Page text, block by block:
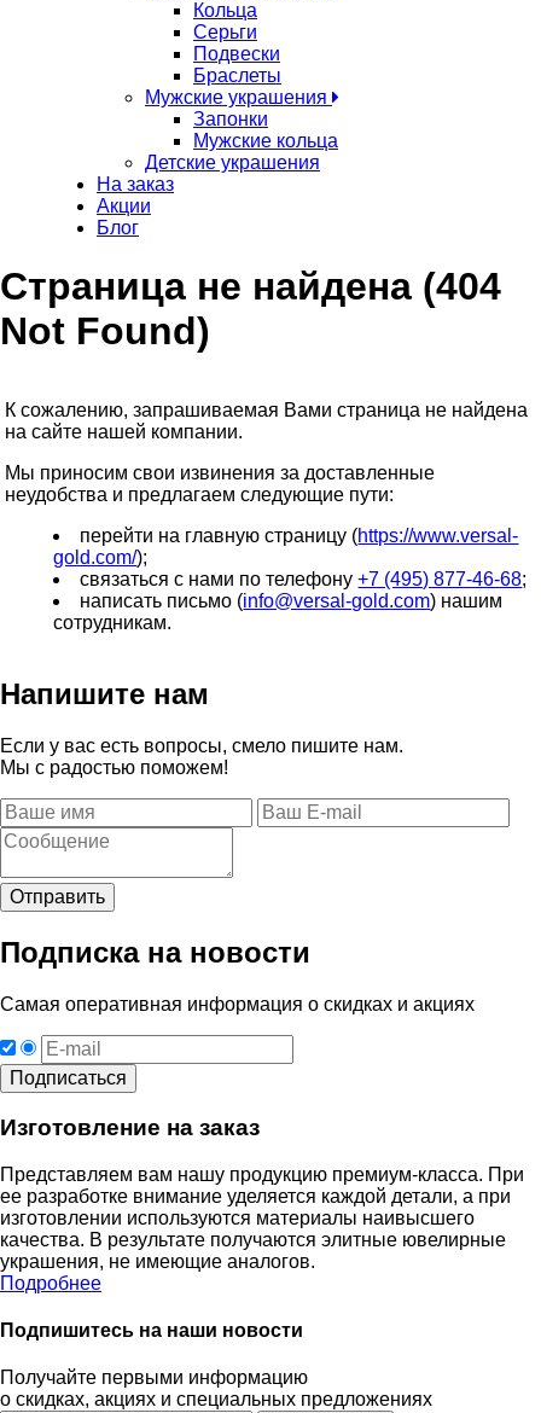
Кольца
Серьги
Подвески
Браслеты
Мужские украшения
Запонки
Мужские кольца
Детские украшения
На заказ
Акции
Блог
Страница не найдена (404
Not Found)
К сожалению, запрашиваемая Вами страница не найдена
на сайте нашей компании.
Мы приносим свои извинения за доставленные
неудобства и предлагаем следующие пути:
перейти на главную страницу (https://www.versal-
gold.com/);
связаться с нами по телефону+7 (495) 877-46-68;
написать письмо (info@versal-gold.com) нашим
сотрудникам.
Напишите нам
Если у вас есть вопросы, смело пишите нам.
Мы с радостью поможем!
Подписка на новости
Самая оперативная информация о скидках и акциях
Изготовление на заказ
Представляем вам нашу продукцию премиум-класса. При
ее разработке внимание уделяется каждой детали, а при
изготовлении используются материалы наивысшего
качества. В результате получаются элитные ювелирные
украшения, не имеющие аналогов.
Подробнее
Подпишитесь на наши новости
Получайте первыми информацию
о скидках, акциях и специальных предложениях